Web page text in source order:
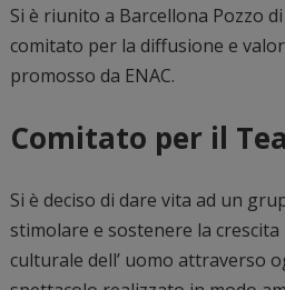
Si è riunito a Barcellona Pozzo
comitato per la diffusione e
promosso da ENAC.
Comitato per il
Si è deciso di dare vita ad un
stimolare e sostenere la
culturale dell’ uomo attraverso